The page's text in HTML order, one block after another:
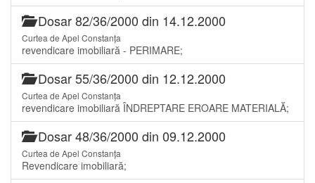
Dosar 82/36/2000 din 14.12.2000
Curtea de Apel Constanța
revendicare imobiliară - PERIMARE;
Dosar 55/36/2000 din 12.12.2000
Curtea de Apel Constanța
revendicare imobiliară ÎNDREPTARE EROARE MATERIALĂ;
Dosar 48/36/2000 din 09.12.2000
Curtea de Apel Constanța
Revendicare imobiliară;